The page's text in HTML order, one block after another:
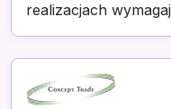
realizacjach